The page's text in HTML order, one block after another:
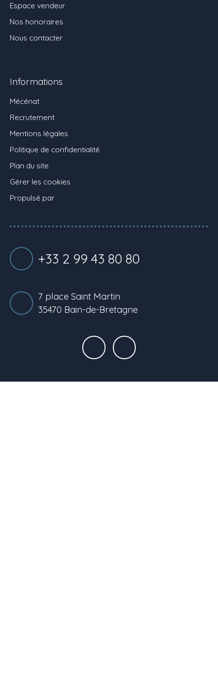
Espace vendeur
Nos honoraires
Nous contacter
Informations
Mécénat
Recrutement
Mentions légales
Politique de confidentialité
Plan du site
Gérer les cookies
Propulsé par
+33 2 99 43 80 80
7 place Saint Martin
35470 Bain-de-Bretagne